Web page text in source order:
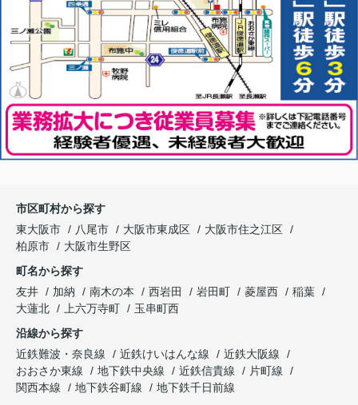
市区町村から探す
東大阪市
八尾市 大阪市東成区
大阪市住之江区
柏原市
大阪市生野区
町名から探す
友井
加納 南木の本 西岩田 岩田町 菱屋西
稲葉
大蓮北
上六万寺町
玉串町西
沿線から探す
近鉄難波・奈良線
近鉄けいはんな線
近鉄大阪線
おおさか東線
地下鉄中央線 近鉄信貴線
片町線
関西本線
地下鉄谷町線
地下鉄千日前線